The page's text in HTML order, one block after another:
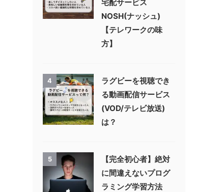
宅配サービス
NOSH(ナッシュ)
【テレワークの味
方】
4
ラグビーを視聴でき
る動画配信サービス
(VOD/テレビ放送)
は？
5
【完全初心者】絶対
に間違えないプログ
ラミング学習方法